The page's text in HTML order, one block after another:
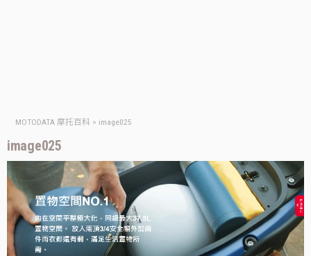
MOTODATA 摩托百科 > image025
image025